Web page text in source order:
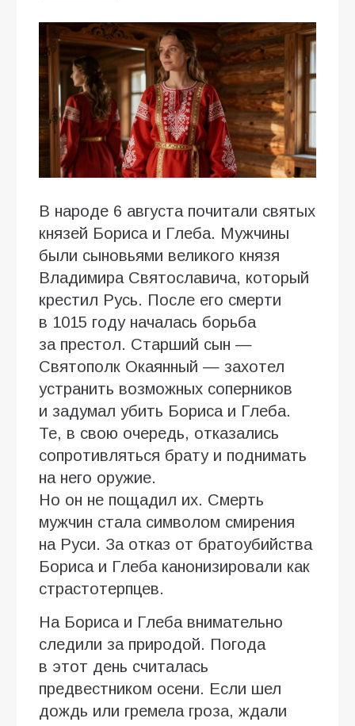
В народе 6 августа почитали святых
князей Бориса и Глеба. Мужчины
были сыновьями великого князя
Владимира Святославича, который
крестил Русь. После его смерти
в 1015 году началась борьба
за престол. Старший сын —
Святополк Окаянный — захотел
устранить возможных соперников
и задумал убить Бориса и Глеба.
Те, в свою очередь, отказались
сопротивляться брату и поднимать
на него оружие.
Но он не пощадил их. Смерть
мужчин стала символом смирения
на Руси. За отказ от братоубийства
Бориса и Глеба канонизировали как
страстотерпцев.
На Бориса и Глеба внимательно
следили за природой. Погода
в этот день считалась
предвестником осени. Если шел
дождь или гремела гроза, ждали